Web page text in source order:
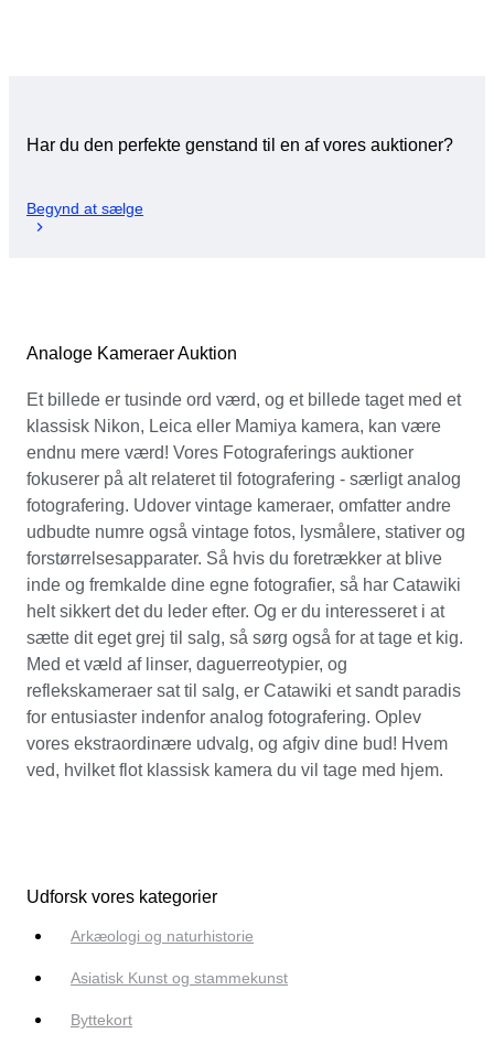
Har du den perfekte genstand til en af vores auktioner?
Begynd at sælge
Analoge Kameraer Auktion
Et billede er tusinde ord værd, og et billede taget med et
klassisk Nikon, Leica eller Mamiya kamera, kan være
endnu mere værd! Vores Fotograferings auktioner
fokuserer på alt relateret til fotografering - særligt analog
fotografering. Udover vintage kameraer, omfatter andre
udbudte numre også vintage fotos, lysmålere, stativer og
forstørrelsesapparater. Så hvis du foretrækker at blive
inde og fremkalde dine egne fotografier, så har Catawiki
helt sikkert det du leder efter. Og er du interesseret i at
sætte dit eget grej til salg, så sørg også for at tage et kig.
Med et væld af linser, daguerreotypier, og
reflekskameraer sat til salg, er Catawiki et sandt paradis
for entusiaster indenfor analog fotografering. Oplev
vores ekstraordinære udvalg, og afgiv dine bud! Hvem
ved, hvilket flot klassisk kamera du vil tage med hjem.
Udforsk vores kategorier
Arkæologi og naturhistorie
Asiatisk Kunst og stammekunst
Byttekort